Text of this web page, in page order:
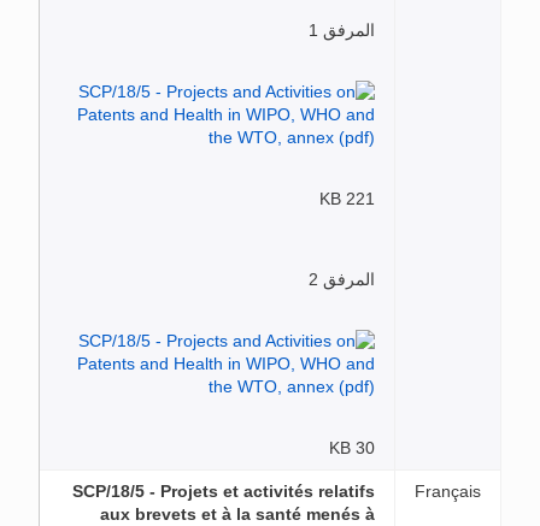
المرفق 1
221 KB
المرفق 2
30 KB
Français
SCP/18/5 - Projets et activités relatifs
aux brevets et à la santé menés à